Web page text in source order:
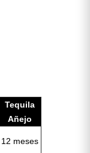
Tequila
Añejo
12 meses